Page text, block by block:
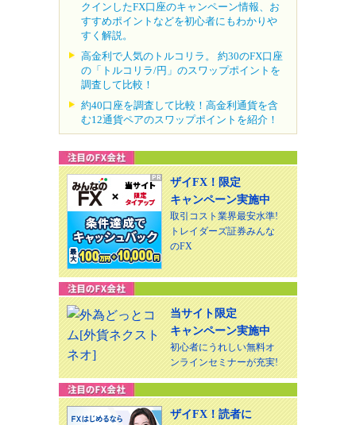
クインしたFX口座のキャンペーン情報、お
すすめポイントなどを初心者にもわかりや
すく解説。
高金利で人気のトルコリラ。 約30のFX口座
の「トルコリラ/円」のスワップポイントを
調査して比較！
約40口座を調査して比較！高金利通貨を含
む12通貨ペアのスワップポイントを紹介！
ザイFX！限定
キャンペーン実施中
取引コスト業界最安水準!
トレイダーズ証券みんな
のFX
当サイト限定
キャンペーン実施中
初心者にうれしい無料オ
ンラインセミナーが充実!
ザイFX！読者に